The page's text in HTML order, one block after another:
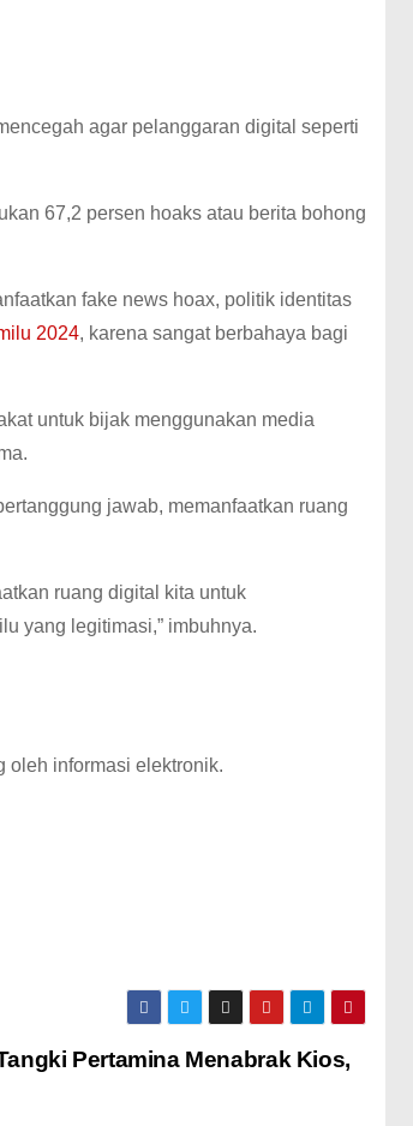
agar pelanggaran digital seperti
67,2 persen hoaks atau berita bohong
fake news hoax, politik identitas
2024, karena sangat berbahaya bagi
untuk bijak menggunakan media
jawab, memanfaatkan ruang
ruang digital kita untuk
yang legitimasi,” imbuhnya.
oleh informasi elektronik.
Pertamina Menabrak Kios,